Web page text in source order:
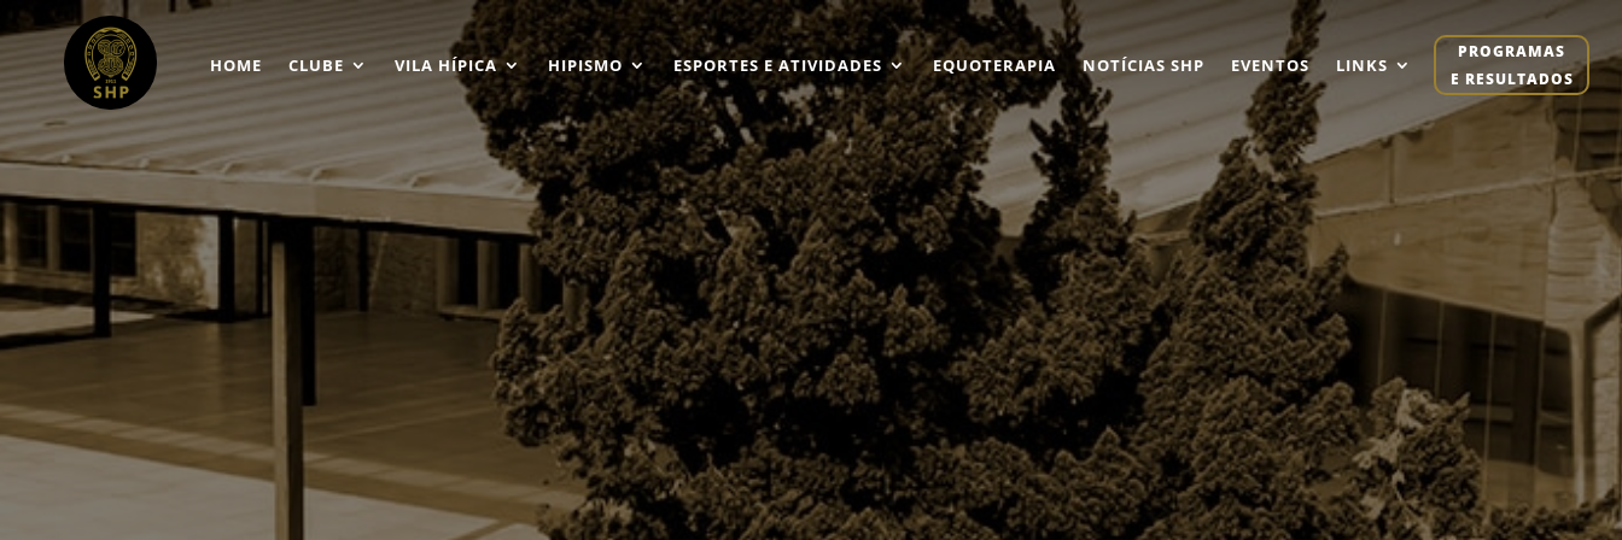
HOME CLUBE VILA HÍPICA HIPISMO ESPORTES E ATIVIDADES EQUOTERAPIA NOTÍCIAS SHP EVENTOS LINKS
PROGRAMAS
E RESULTADOS